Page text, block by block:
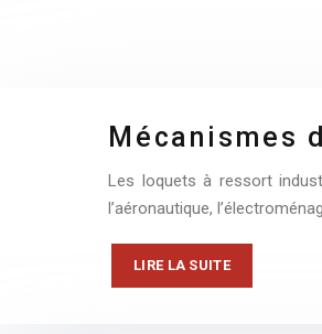
Mécanismes
Les loquets à ressort
l’aéronautique,
LIRE LA SUITE